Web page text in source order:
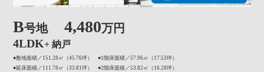
B号地 4,480万円
4LDK+ 納戸
●敷地面積／151.28㎡（45.76坪） ●1階床面積／57.96㎡（17.53坪）
●延床面積／111.78㎡（33.81坪） ●2階床面積／53.82㎡（16.28坪）